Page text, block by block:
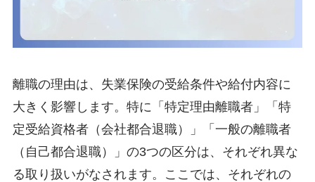
離職の理由は、失業保険の受給条件や給付内容に
大きく影響します。特に「特定理由離職者」「特
定受給資格者（会社都合退職）」「一般の離職者
（自己都合退職）」の3つの区分は、それぞれ異な
る取り扱いがなされます。ここでは、それぞれの